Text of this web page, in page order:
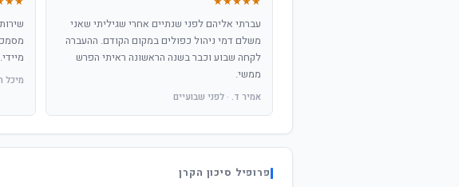
עברתי אליהם לפני שנתיים אחרי שגיליתי שאני
משלם דמי ניהול כפולים במקום הקודם. ההעברה
לקחה שבוע וכבר בשנה הראשונה ראיתי הפרש
ממשי.
אמיר ד. · לפני שבועיים
מיכל
פרופיל סיכון הקרן